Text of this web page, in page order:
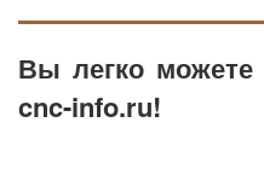
Вы легко можете
cnc-info.ru!